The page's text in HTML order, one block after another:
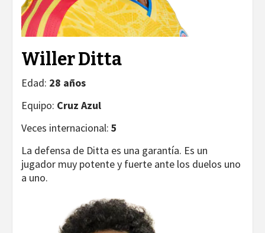
Willer Ditta
Edad: 28 años
Equipo: Cruz Azul
Veces internacional: 5
La defensa de Ditta es una garantía. Es un
jugador muy potente y fuerte ante los duelos uno
a uno.